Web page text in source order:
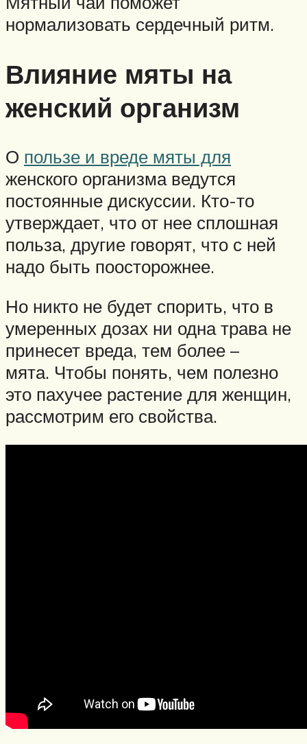
нормализовать сердечный ритм.
Влияние мяты на
женский организм
О пользе и вреде мяты для
женского организма ведутся
постоянные дискуссии. Кто-то
утверждает, что от нее сплошная
польза, другие говорят, что с ней
надо быть поосторожнее.
Но никто не будет спорить, что в
умеренных дозах ни одна трава не
принесет вреда, тем более –
мята. Чтобы понять, чем полезно
это пахучее растение для женщин,
рассмотрим его свойства.